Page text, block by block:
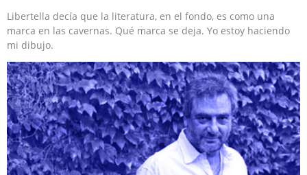
Libertella decía que la literatura, en el fondo, es como una
marca en las cavernas. Qué marca se deja. Yo estoy haciendo
mi dibujo.